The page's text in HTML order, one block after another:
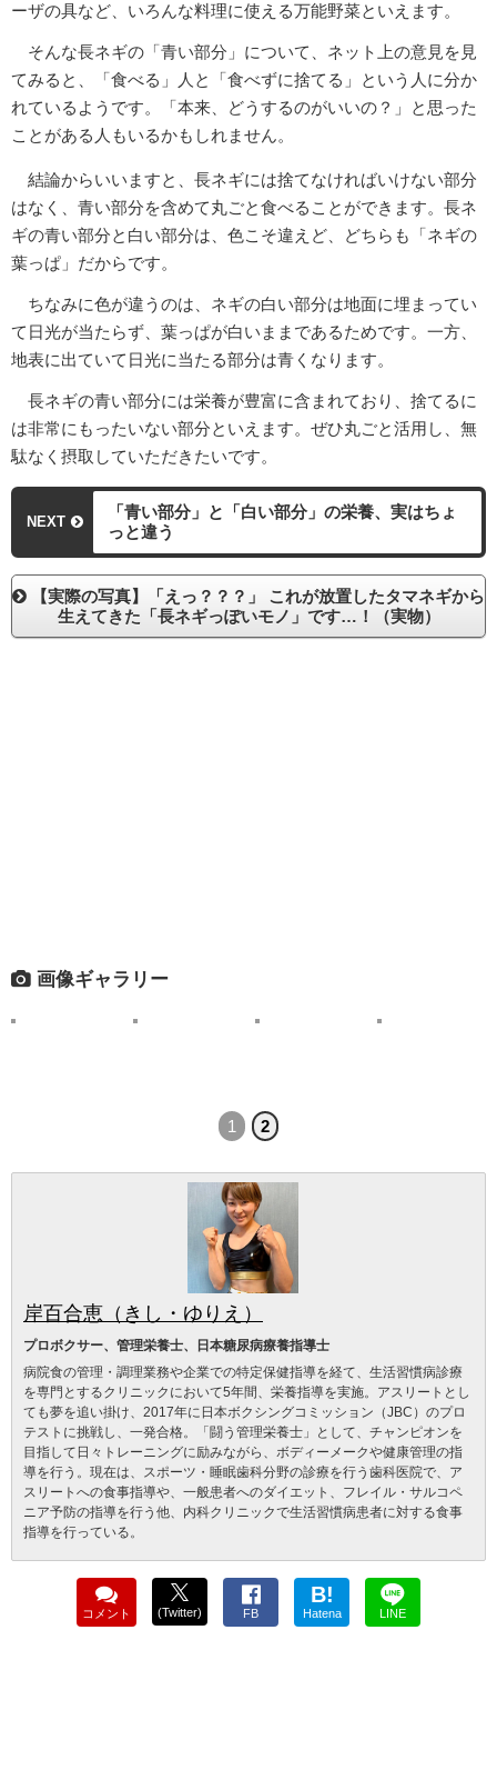
ーザの具など、いろんな料理に使える万能野菜といえます。
そんな長ネギの「青い部分」について、ネット上の意見を見
てみると、「食べる」人と「食べずに捨てる」という人に分か
れているようです。「本来、どうするのがいいの？」と思った
ことがある人もいるかもしれません。
結論からいいますと、長ネギには捨てなければいけない部分
はなく、青い部分を含めて丸ごと食べることができます。長ネ
ギの青い部分と白い部分は、色こそ違えど、どちらも「ネギの
葉っぱ」だからです。
ちなみに色が違うのは、ネギの白い部分は地面に埋まってい
て日光が当たらず、葉っぱが白いままであるためです。一方、
地表に出ていて日光に当たる部分は青くなります。
長ネギの青い部分には栄養が豊富に含まれており、捨てるに
は非常にもったいない部分といえます。ぜひ丸ごと活用し、無
駄なく摂取していただきたいです。
NEXT
「青い部分」と「白い部分」の栄養、実はちょ
っと違う
【実際の写真】「えっ？？？」 これが放置したタマネギから
生えてきた「長ネギっぽいモノ」です…！（実物）
画像ギャラリー
1 2
岸百合恵（きし・ゆりえ）
プロボクサー、管理栄養士、日本糖尿病療養指導士
病院食の管理・調理業務や企業での特定保健指導を経て、生活習慣病診療
を専門とするクリニックにおいて5年間、栄養指導を実施。アスリートとし
ても夢を追い掛け、2017年に日本ボクシングコミッション（JBC）のプロ
テストに挑戦し、一発合格。「闘う管理栄養士」として、チャンピオンを
目指して日々トレーニングに励みながら、ボディーメークや健康管理の指
導を行う。現在は、スポーツ・睡眠歯科分野の診療を行う歯科医院で、ア
スリートへの食事指導や、一般患者へのダイエット、フレイル・サルコペ
ニア予防の指導を行う他、内科クリニックで生活習慣病患者に対する食事
指導を行っている。
コメント (Twitter) FB
B!
Hatena LINE